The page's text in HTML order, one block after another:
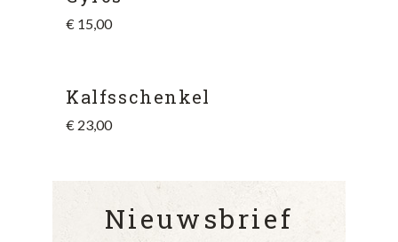
€ 15,00
Kalfsschenkel
€ 23,00
Nieuwsbrief